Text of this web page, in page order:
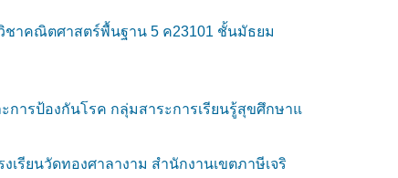
วิชาคณิตศาสตร์พื้นฐาน 5 ค23101 ชั้นมัธยม
การป้องกันโรค กลุ่มสาระการเรียนรู้สุขศึกษาแ
รียนวัดทองศาลางาม สำนักงานเขตภาษีเจริ